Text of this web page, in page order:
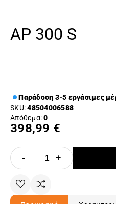
AP 300 S
Παράδοση 3-5 εργάσιμες
SKU:48504006588
Απόθεμα:0
398,99 €
- +